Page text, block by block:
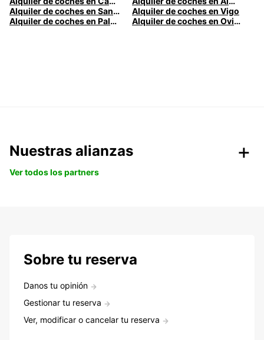
Alquiler de coches en Santander
Alquiler de coches en Vigo
Alquiler de coches en Palma
Alquiler de coches en Oviedo
Nuestras alianzas
Ver todos los partners
Sobre tu reserva
Danos tu opinión
Gestionar tu reserva
Ver, modificar o cancelar tu reserva